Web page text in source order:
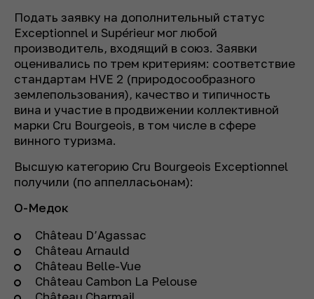
Подать заявку на дополнительный статус
Exceptionnel и Supérieur мог любой
производитель, входящий в союз. Заявки
оценивались по трем критериям: соответствие
стандартам HVE 2 (природосообразного
землепользования), качество и типичность
вина и участие в продвижении коллективной
марки Cru Bourgeois, в том числе в сфере
винного туризма.
Высшую категорию Cru Bourgeois Exceptionnel
получили (по аппелласьонам):
О-Медок
Château D’Agassac
Château Arnauld
Château Belle-Vue
Château Cambon La Pelouse